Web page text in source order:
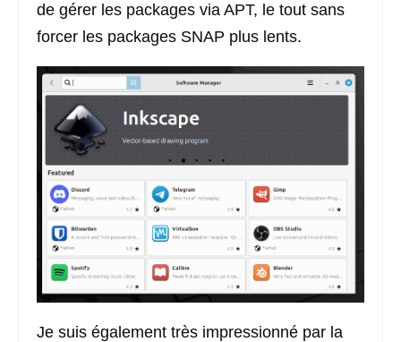
de gérer les packages via APT, le tout sans
forcer les packages SNAP plus lents.
Je suis également très impressionné par la